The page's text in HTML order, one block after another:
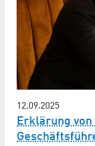
12.09.2025
Erklärung von